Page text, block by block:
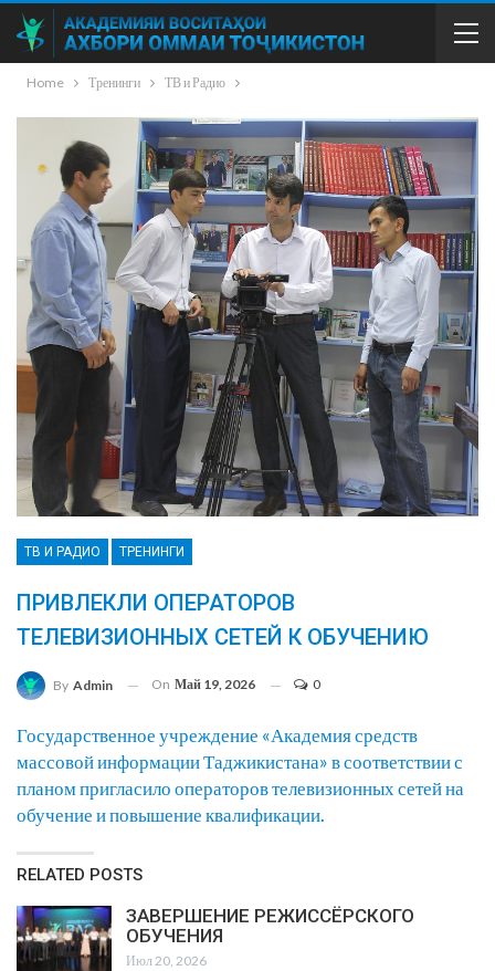
Home Тренинги ТВ и Радио
ТВ И РАДИО ТРЕНИНГИ
ПРИВЛЕКЛИ ОПЕРАТОРОВ
ТЕЛЕВИЗИОННЫХ СЕТЕЙ К ОБУЧЕНИЮ
By Admin On Май 19, 2026 0
Государственное учреждение «Академия средств
массовой информации Таджикистана» в соответствии с
планом пригласило операторов телевизионных сетей на
обучение и повышение квалификации.
RELATED POSTS
ЗАВЕРШЕНИЕ РЕЖИССЁРСКОГО
ОБУЧЕНИЯ
Июл 20, 2026